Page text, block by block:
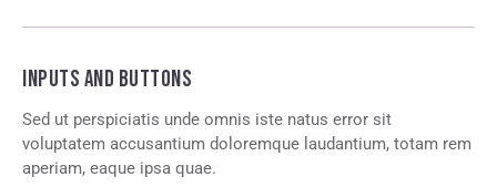
INPUTS AND BUTTONS
Sed ut perspiciatis unde omnis iste natus error sit
voluptatem accusantium doloremque laudantium, totam rem
aperiam, eaque ipsa quae.